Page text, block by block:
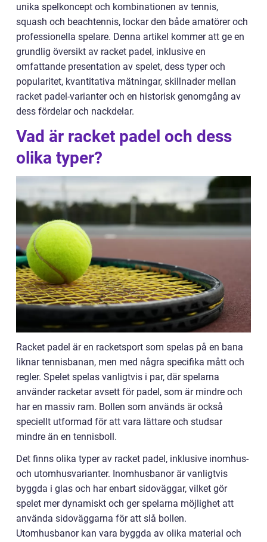
unika spelkoncept och kombinationen av tennis,
squash och beachtennis, lockar den både amatörer och
professionella spelare. Denna artikel kommer att ge en
grundlig översikt av racket padel, inklusive en
omfattande presentation av spelet, dess typer och
popularitet, kvantitativa mätningar, skillnader mellan
racket padel-varianter och en historisk genomgång av
dess fördelar och nackdelar.
Vad är racket padel och dess
olika typer?
Racket padel är en racketsport som spelas på en bana
liknar tennisbanan, men med några specifika mått och
regler. Spelet spelas vanligtvis i par, där spelarna
använder racketar avsett för padel, som är mindre och
har en massiv ram. Bollen som används är också
speciellt utformad för att vara lättare och studsar
mindre än en tennisboll.
Det finns olika typer av racket padel, inklusive inomhus-
och utomhusvarianter. Inomhusbanor är vanligtvis
byggda i glas och har enbart sidoväggar, vilket gör
spelet mer dynamiskt och ger spelarna möjlighet att
använda sidoväggarna för att slå bollen.
Utomhusbanor kan vara byggda av olika material och